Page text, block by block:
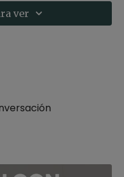
con este para
postura cómoda para
en una silla o
ver